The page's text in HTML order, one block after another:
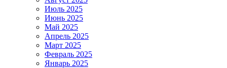
Июль 2025
Июнь 2025
Май 2025
Апрель 2025
Март 2025
Февраль 2025
Январь 2025